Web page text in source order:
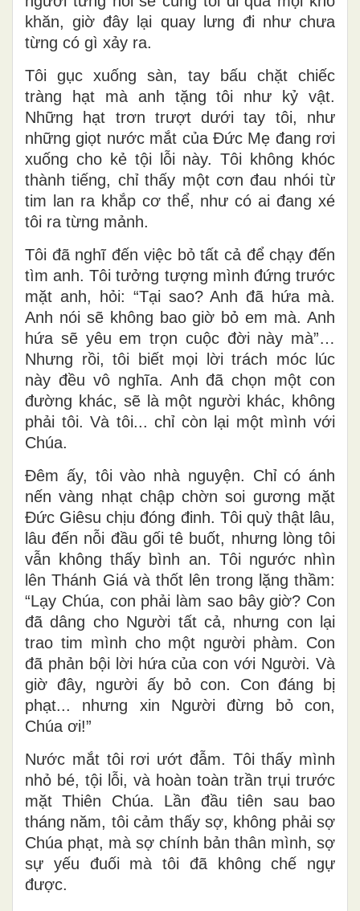
khăn, giờ đây lại quay lưng đi như chưa
từng có gì xảy ra.
Tôi gục xuống sàn, tay bấu chặt chiếc
tràng hạt mà anh tặng tôi như kỷ vật.
Những hạt trơn trượt dưới tay tôi, như
những giọt nước mắt của Đức Mẹ đang rơi
xuống cho kẻ tội lỗi này. Tôi không khóc
thành tiếng, chỉ thấy một cơn đau nhói từ
tim lan ra khắp cơ thể, như có ai đang xé
tôi ra từng mảnh.
Tôi đã nghĩ đến việc bỏ tất cả để chạy đến
tìm anh. Tôi tưởng tượng mình đứng trước
mặt anh, hỏi: “Tại sao? Anh đã hứa mà.
Anh nói sẽ không bao giờ bỏ em mà. Anh
hứa sẽ yêu em trọn cuộc đời này mà”…
Nhưng rồi, tôi biết mọi lời trách móc lúc
này đều vô nghĩa. Anh đã chọn một con
đường khác, sẽ là một người khác, không
phải tôi. Và tôi... chỉ còn lại một mình với
Chúa.
Đêm ấy, tôi vào nhà nguyện. Chỉ có ánh
nến vàng nhạt chập chờn soi gương mặt
Đức Giêsu chịu đóng đinh. Tôi quỳ thật lâu,
lâu đến nỗi đầu gối tê buốt, nhưng lòng tôi
vẫn không thấy bình an. Tôi ngước nhìn
lên Thánh Giá và thốt lên trong lặng thầm:
“Lạy Chúa, con phải làm sao bây giờ? Con
đã dâng cho Người tất cả, nhưng con lại
trao tim mình cho một người phàm. Con
đã phản bội lời hứa của con với Người. Và
giờ đây, người ấy bỏ con. Con đáng bị
phạt... nhưng xin Người đừng bỏ con,
Chúa ơi!”
Nước mắt tôi rơi ướt đẫm. Tôi thấy mình
nhỏ bé, tội lỗi, và hoàn toàn trần trụi trước
mặt Thiên Chúa. Lần đầu tiên sau bao
tháng năm, tôi cảm thấy sợ, không phải sợ
Chúa phạt, mà sợ chính bản thân mình, sợ
sự yếu đuối mà tôi đã không chế ngự
được.